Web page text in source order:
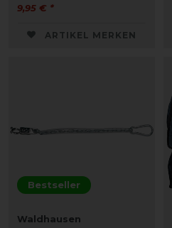
9,95 € *
ARTIKEL MERKEN
Bestseller
Waldhausen